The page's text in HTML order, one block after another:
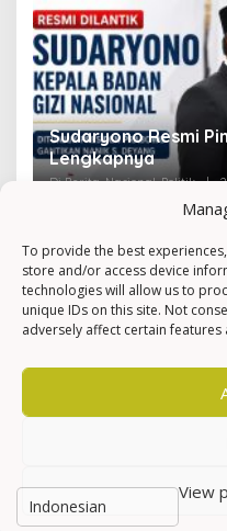
To provide the best
store and/or access device
technologies will allow us to
unique IDs on this site. Not
adversely affect certain features
View
Sudaryono Resmi
Lengkapnya
Di Berita, Nasional, Politik |
Hak Cipta © Newkarma
Indeks Berita